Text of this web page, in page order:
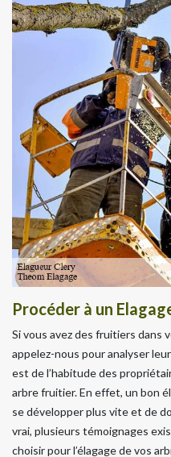
Procéder à un
Si vous avez des fruitiers dans
appelez-nous pour analyser
est de l’habitude des
arbre fruitier. En effet, un bon
se développer plus vite et de
vrai, plusieurs témoignages
choisir pour l’élagage de vos